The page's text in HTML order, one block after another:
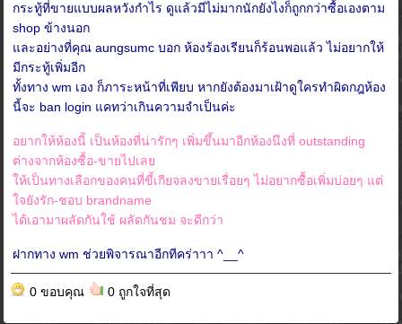
กระทู้ที่ขายแบบผลหวังกำไร ดูแล้วมีไม่มากนักยังไงก็ถูกกว่าซื้อเองตาม
shop ข้างนอก
และอย่างที่คุณ aungsumc บอก ห้องร้องเรียนก็ร้อนพอแล้ว ไม่อยากให้
มีกระทู้เพิ่มอีก
ทั้งทาง wm เอง ก็ภาระหน้าที่เพียบ หากยังต้องมาเฝ้าดูใครทำผิดกฎห้อง
นี้จะ ban login แคทว่าเกินความจำเป็นค่ะ
อยากให้ห้องนี้ เป็นห้องที่น่ารักๆ เพิ่มขึ้นมาอีกห้องนึงที่ outstanding
ต่างจากห้องซื้อ-ขายไปเลย
ให้เป็นทางเลือกของคนที่ขี้เกียจลงขายเรื่อยๆ ไม่อยากซื้อเพิ่มบ่อยๆ แต่
ใจยังรัก-ชอบ brandname
ได้เอามาผลัดกันใช้ ผลัดกันชม จะดีกว่า
ฝากทาง wm ช่วยพิจารณาอีกทีคร่าาา ^__^
0 ขอบคุณ 0 ถูกใจที่สุด